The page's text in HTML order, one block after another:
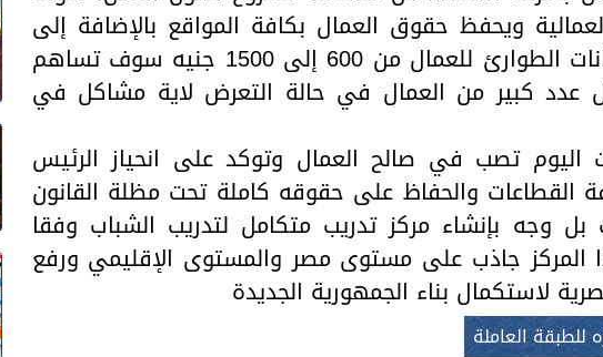
ويحفظ حقوق العمال بكافة المواقع بالإضافة إلى
زيادة قيمة الحد الأدني لإعانات الطوارئ للعمال من 600 إلى 1500 جنيه سوف تساهم
كبير من العمال في حالة التعرض لاية مشاكل في
اليوم تصب في صالح العمال وتوكد على انحياز الرئيس
القطاعات والحفاظ على حقوقه كاملة تحت مظلة القانون
وجه بإنشاء مركز تدريب متكامل لتدريب الشباب وفقا
المركز جاذب على مستوى مصر والمستوى الإقليمي ورفع
لاستكمال بناء الجمهورية الجديدة
للطبقة العاملة